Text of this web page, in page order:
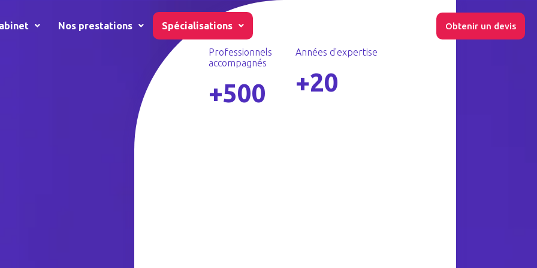
Nos prestations Spécialisations Obtenir un devis
Professionnels
accompagnés
+500
Années d'expertise
+20